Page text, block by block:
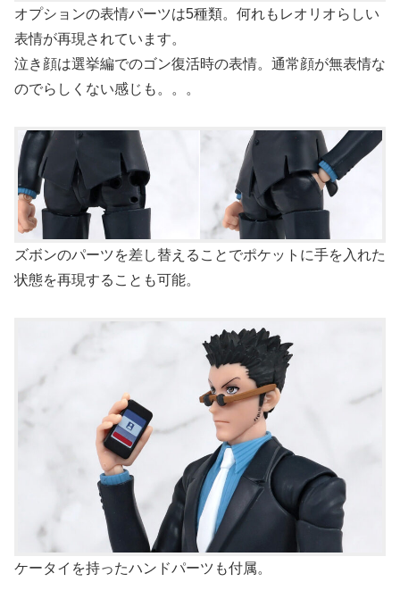
オプションの表情パーツは5種類。何れもレオリオらしい
表情が再現されています。
泣き顔は選挙編でのゴン復活時の表情。通常顔が無表情な
のでらしくない感じも。。。
ズボンのパーツを差し替えることでポケットに手を入れた
状態を再現することも可能。
ケータイを持ったハンドパーツも付属。